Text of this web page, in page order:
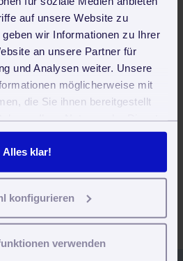
auf unsere Website zu
wir Informationen zu Ihrer
an unsere Partner für
und Analysen weiter. Unsere
möglicherweise mit
die Sie ihnen bereitgestellt
Einwilligung zu unseren
Webseite weiterhin nutzen.
Alles klar!
konfigurieren
verwenden
für Ihre
und Reinigungsdienste
& Grundreinigung